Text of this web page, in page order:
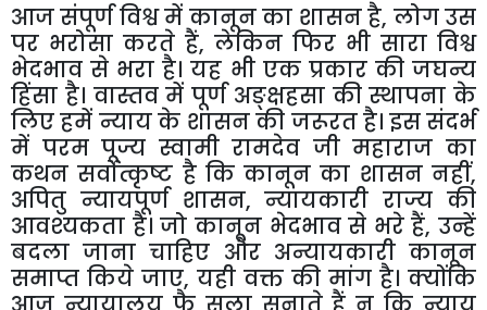
आज संपूर्ण विश्व में कानून का शासन है, लोग उस
पर भरोसा करते हैं, लेकिन फिर भी सारा विश्व
भेदभाव से भरा है। यह भी एक प्रकार की जघन्य
हिंसा है। वास्तव में पूर्ण अङ्क्षहसा की स्थापना के
लिए हमें न्याय के शासन की जरूरत है। इस संदर्भ
में परम पूज्य स्वामी रामदेव जी महाराज का
कथन सर्वोत्कृष्ट है कि कानून का शासन नहीं,
अपितु न्यायपूर्ण शासन,न्यायकारी राज्य की
आवश्यकता है। जो कानून भेदभाव से भरे हैं, उन्हें
बदला जाना चाहिए और अन्यायकारी कानून
समाप्त किये जाए, यही वक्त की मांग है। क्योंकि